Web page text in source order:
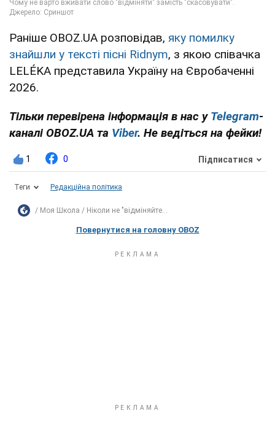
Раніше OBOZ.UA розповідав, яку помилку
знайшли у тексті пісні Ridnym, з якою співачка
LELÉKA представила Україну на Євробаченні
2026.
Тільки перевірена інформація в нас у Telegram-
каналі OBOZ.UA та Viber. Не ведіться на фейки!
1 0 Підписатися
Теги Редакційна політика
Моя Школа Ніколи не "відміняйте...
Повернутися на головну OBOZ